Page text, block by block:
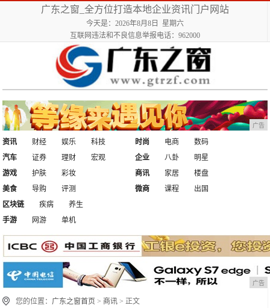
广东之窗_全方位打造本地企业资讯门户网站
今天是：2026年8月8日 星期六
互联网违法和不良信息举报电话：962000
广告
资讯 财经 娱乐
科技
汽车
证券 理财 宏观
时尚 电商
数码
企业
八卦
明星
游戏
护肤
彩妆
美食
导购 评测
商讯 家居
楼盘
微商
课程
出国
区块链
疾病
养生
手游
网游 单机
广告
您的位置： 广东之窗首页 > 商讯 > 正文